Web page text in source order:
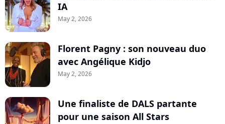
IA
May 2, 2026
Florent Pagny : son nouveau duo
avec Angélique Kidjo
May 2, 2026
Une finaliste de DALS partante
pour une saison All Stars